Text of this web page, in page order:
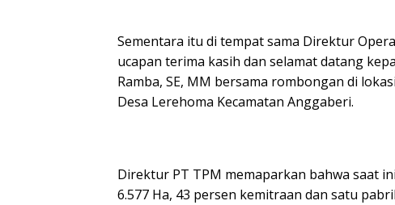
Sementara itu di tempat sama Direktur
ucapan terima kasih dan selamat datang
Ramba, SE, MM bersama rombongan di
Desa Lerehoma Kecamatan Anggaberi.
Direktur PT TPM memaparkan bahwa saat
6.577 Ha, 43 persen kemitraan dan satu